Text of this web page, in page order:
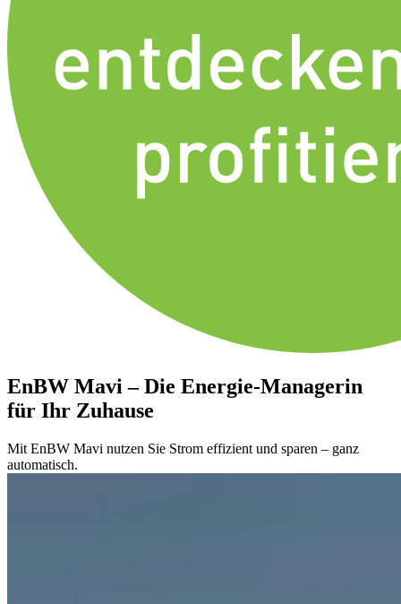
EnBW Mavi – Die Energie-Managerin
für Ihr Zuhause
Mit EnBW Mavi nutzen Sie Strom effizient und sparen – ganz
automatisch.